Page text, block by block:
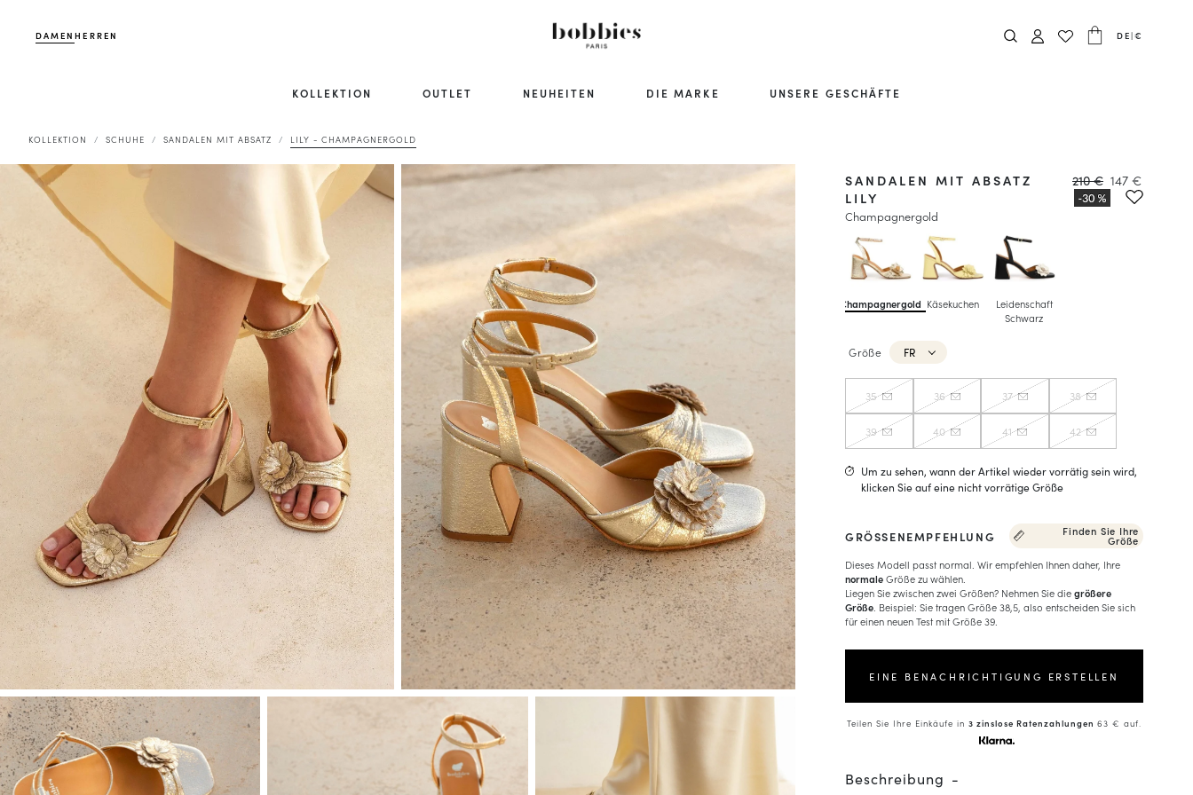
DAMENHERREN DE|€
KOLLEKTION OUTLET NEUHEITEN DIE MARKE UNSERE GESCHÄFTE
KOLLEKTION SCHUHE SANDALEN MIT ABSATZ LILY - CHAMPAGNERGOLD
Champagnergold Käsekuchen
Leidenschaft
Schwarz
SANDALEN MIT ABSATZ
LILY
Champagnergold
210 € 147 €
Größe FR
35 36 37 38
39 40 41 42
Um zu sehen, wann der Artikel wieder vorrätig sein wird,
klicken Sie auf eine nicht vorrätige Größe
GRÖSSENEMPFEHLUNG Finden Sie Ihre
Größe
Dieses Modell passt normal. Wir empfehlen Ihnen daher, Ihre
normaleGröße zu wählen.
Liegen Sie zwischen zwei Größen? Nehmen Sie diegrößere
Größe . Beispiel: Sie tragen Größe 38,5, also entscheiden Sie sich
für einen neuen Test mit Größe 39.
EINE BENACHRICHTIGUNG ERSTELLEN
Teilen Sie Ihre Einkäufe in 3 zinslose Ratenzahlungen 63 € auf.
Beschreibung